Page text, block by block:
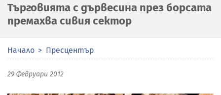
Търговията с дървесина през борсата
премахва сивия сектор
Начало Пресцентър
29 Февруари 2012